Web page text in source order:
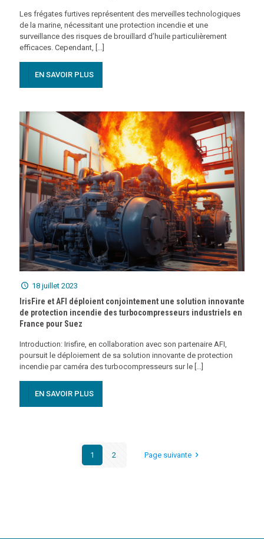
Les frégates furtives représentent des merveilles technologiques
de la marine, nécessitant une protection incendie et une
surveillance des risques de brouillard d’huile particulièrement
efficaces. Cependant, [...]
EN SAVOIR PLUS
18 juillet 2023
IrisFire et AFI déploient conjointement une solution innovante
de protection incendie des turbocompresseurs industriels en
France pour Suez
Introduction: Irisfire, en collaboration avec son partenaire AFI,
poursuit le déploiement de sa solution innovante de protection
incendie par caméra des turbocompresseurs sur le [...]
EN SAVOIR PLUS
1 2 Page suivante